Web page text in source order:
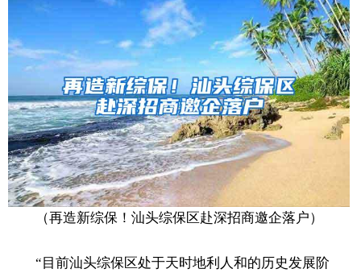
（再造新综保！汕头综保区赴深招商邀企落户）
“目前汕头综保区处于天时地利人和的历史发展阶